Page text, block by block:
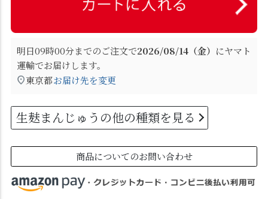
明日09時00分までのご注文で2026/08/14（金） にヤマト
運輸でお届けします。
東京都お届け先を変更
生麸まんじゅうの他の種類を見る
商品についてのお問い合わせ